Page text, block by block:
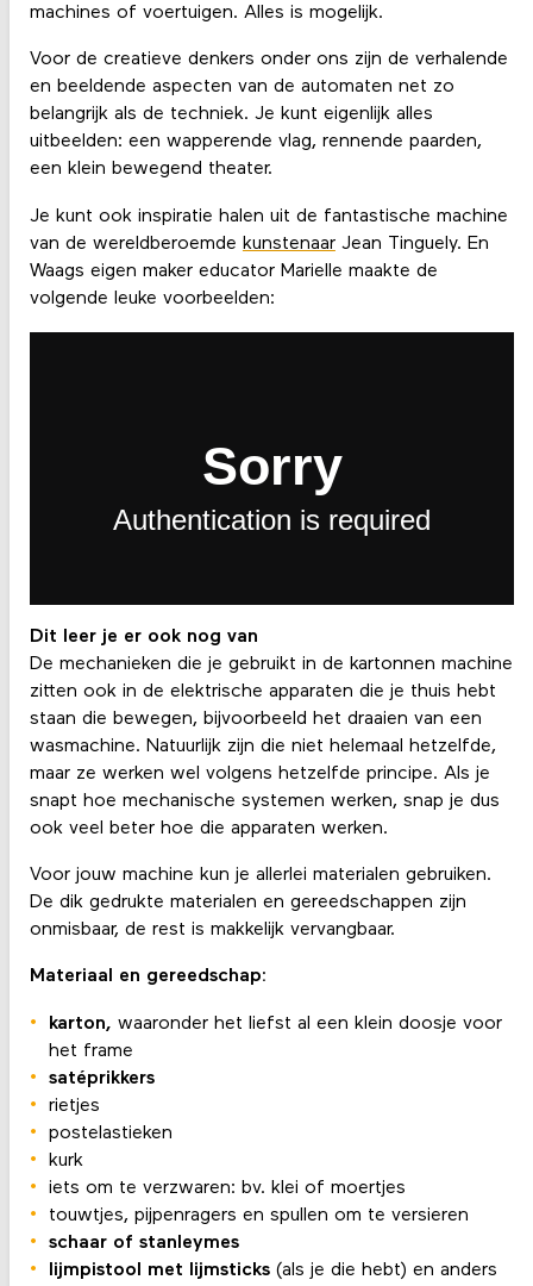
machines of voertuigen. Alles is mogelijk.
Voor de creatieve denkers onder ons zijn de verhalende
en beeldende aspecten van de automaten net zo
belangrijk als de techniek. Je kunt eigenlijk alles
uitbeelden: een wapperende vlag, rennende paarden,
een klein bewegend theater.
Je kunt ook inspiratie halen uit de fantastische machine
van de wereldberoemde kunstenaarJean Tinguely. En
Waags eigen maker educator Marielle maakte de
volgende leuke voorbeelden:
Dit leer je er ook nog van
De mechanieken die je gebruikt in de kartonnen machine
zitten ook in de elektrische apparaten die je thuis hebt
staan die bewegen, bijvoorbeeld het draaien van een
wasmachine. Natuurlijk zijn die niet helemaal hetzelfde,
maar ze werken wel volgens hetzelfde principe. Als je
snapt hoe mechanische systemen werken, snap je dus
ook veel beter hoe die apparaten werken.
Voor jouw machine kun je allerlei materialen gebruiken.
De dik gedrukte materialen en gereedschappen zijn
onmisbaar, de rest is makkelijk vervangbaar.
Materiaal en gereedschap:
karton, waaronder het liefst al een klein doosje voor
het frame
satéprikkers
rietjes
postelastieken
kurk
iets om te verzwaren: bv. klei of moertjes
touwtjes, pijpenragers en spullen om te versieren
schaar of stanleymes
lijmpistool met lijmsticks (als je die hebt) en anders